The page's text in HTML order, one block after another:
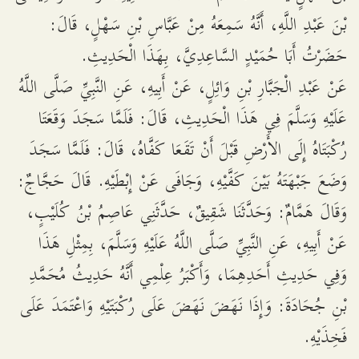
بْنَ عَبْدِ اللَّهِ، أَنَّهُ سَمِعَهُ مِنْ عَبَّاسِ بْنِ سَهْلٍ، قَالَ:
حَضَرْتُ أَبَا حُمَيْدٍ السَّاعِدِيَّ، بِهَذَا الْحَدِيثِ.
عَنْ عَبْدِ الْجَبَّارِ بْنِ وَائِلٍ، عَنْ أَبِيهِ، عَنِ النَّبِيِّ صَلَّى اللَّهُ
عَلَيْهِ وَسَلَّمَ فِي هَذَا الْحَدِيثِ، قَالَ: فَلَمَّا سَجَدَ وَقَعَتَا
رُكْبَتَاهُ إِلَى الأَرْضِ قَبْلَ أَنْ تَقَعَا كَفَّاهُ، قَالَ: فَلَمَّا سَجَدَ
وَضَعَ جَبْهَتَهُ بَيْنَ كَفَّيْهِ، وَجَافَى عَنْ إِبْطَيْهِ. قَالَ حَجَّاجٌ:
وَقَالَ هَمَّامٌ: وَحَدَّثَنَا شَقِيقٌ، حَدَّثَنِي عَاصِمُ بْنُ كُلَيْبٍ،
عَنْ أَبِيهِ، عَنِ النَّبِيِّ صَلَّى اللَّهُ عَلَيْهِ وَسَلَّمَ، بِمِثْلِ هَذَا
وَفِي حَدِيثِ أَحَدِهِمَا، وَأَكْبَرُ عِلْمِي أَنَّهُ حَدِيثُ مُحَمَّدِ
بْنِ جُحَادَةَ: وَإِذَا نَهَضَ نَهَضَ عَلَى رُكْبَتَيْهِ وَاعْتَمَدَ عَلَى
فَخِذَيْهِ.